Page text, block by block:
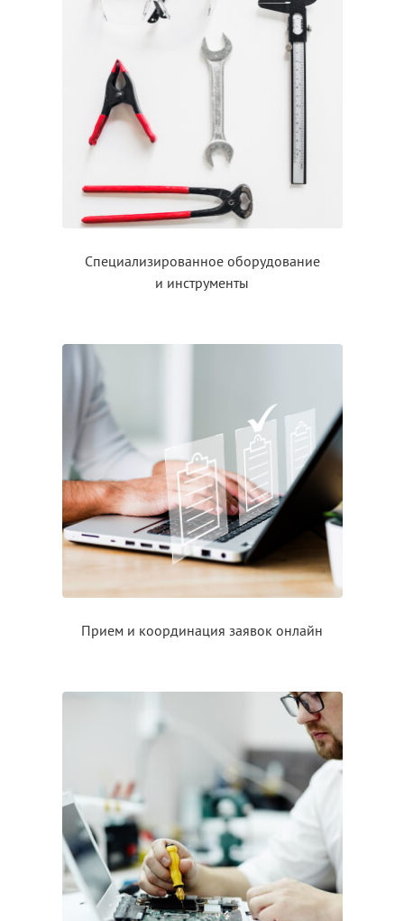
Специализированное оборудование
и инструменты
Прием и координация заявок онлайн